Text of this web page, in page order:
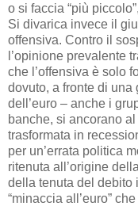
o si faccia “più
Si divarica invece il
offensiva. Contro il
l’opinione prevalente
che l’offensiva è solo
dovuto, a fronte di
dell’euro – anche i
banche, si ancorano
trasformata in
per un’errata politica
ritenuta all’origine
della tenuta del debito
“minaccia all’euro”